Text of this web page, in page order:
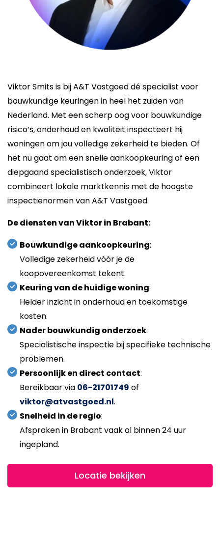
Viktor Smits is bij A&T Vastgoed dé specialist voor
bouwkundige keuringen in heel het zuiden van
Nederland. Met een scherp oog voor bouwkundige
risico’s, onderhoud en kwaliteit inspecteert hij
woningen om jou volledige zekerheid te bieden. Of
het nu gaat om een snelle aankoopkeuring of een
diepgaand specialistisch onderzoek, Viktor
combineert lokale marktkennis met de hoogste
inspectienormen van A&T Vastgoed.
De diensten van Viktor in Brabant:
Bouwkundige aankoopkeuring:
Volledige zekerheid vóór je de
koopovereenkomst tekent.
Keuring van de huidige woning:
Helder inzicht in onderhoud en toekomstige
kosten.
Nader bouwkundig onderzoek:
Specialistische inspectie bij specifieke technische
problemen.
Persoonlijk en direct contact:
Bereikbaar via 06-21701749 of
viktor@atvastgoed.nl.
Snelheid in de regio:
Afspraken in Brabant vaak al binnen 24 uur
ingepland.
Locatie bekijken